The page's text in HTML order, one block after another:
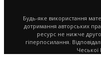
Будь-яке використання
дотримання авторських
ресурс не нижче
гіперпосилання.
Чеської